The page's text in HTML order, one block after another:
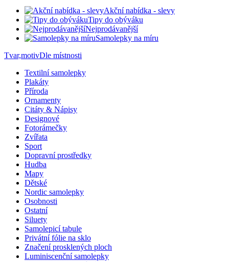
Akční nabídka - slevy
Tipy do obýváku
Nejprodávanější
Samolepky na míru
Tvar,motivDle místnosti
Textilní samolepky
Plakáty
Příroda
Ornamenty
Citáty & Nápisy
Designové
Fotorámečky
Zvířata
Sport
Dopravní prostředky
Hudba
Mapy
Dětské
Nordic samolepky
Osobnosti
Ostatní
Siluety
Samolepicí tabule
Privátní fólie na sklo
Značení prosklených ploch
Luminiscenční samolepky